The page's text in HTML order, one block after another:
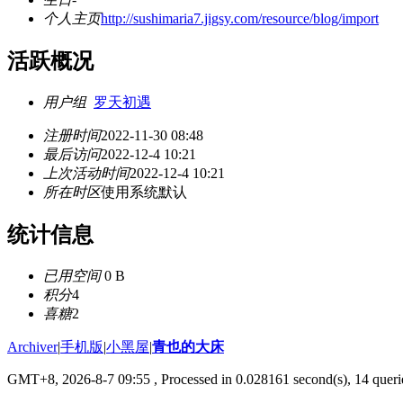
个人主页http://sushimaria7.jigsy.com/resource/blog/import
活跃概况
用户组 罗天初遇
注册时间2022-11-30 08:48
最后访问2022-12-4 10:21
上次活动时间2022-12-4 10:21
所在时区使用系统默认
统计信息
已用空间0 B
积分4
喜糖2
Archiver|手机版|小黑屋|青也的大床
GMT+8, 2026-8-7 09:55 , Processed in 0.028161 second(s), 14